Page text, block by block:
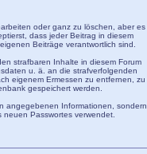
oder ganz zu löschen, aber es
dass jeder Beitrag in diesem
Beiträge verantwortlich sind.
strafbaren Inhalte in diesem Forum
u. ä. an die strafverfolgenden
eigenem Ermessen zu entfernen, zu
gespeichert werden.
angegebenen Informationen, sondern
Passwortes verwendet.